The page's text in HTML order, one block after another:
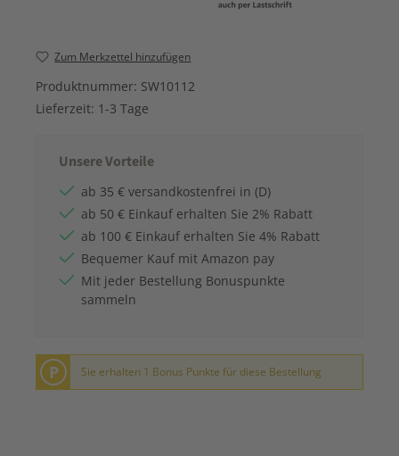
Zum Merkzettel hinzufügen
Produktnummer: SW10112
Lieferzeit: 1-3 Tage
Unsere Vorteile
ab 35 € versandkostenfrei in (D)
ab 50 € Einkauf erhalten Sie 2% Rabatt
ab 100 € Einkauf erhalten Sie 4% Rabatt
Bequemer Kauf mit Amazon pay
Mit jeder Bestellung Bonuspunkte
sammeln
P Sie erhalten 1 Bonus Punkte für diese Bestellung